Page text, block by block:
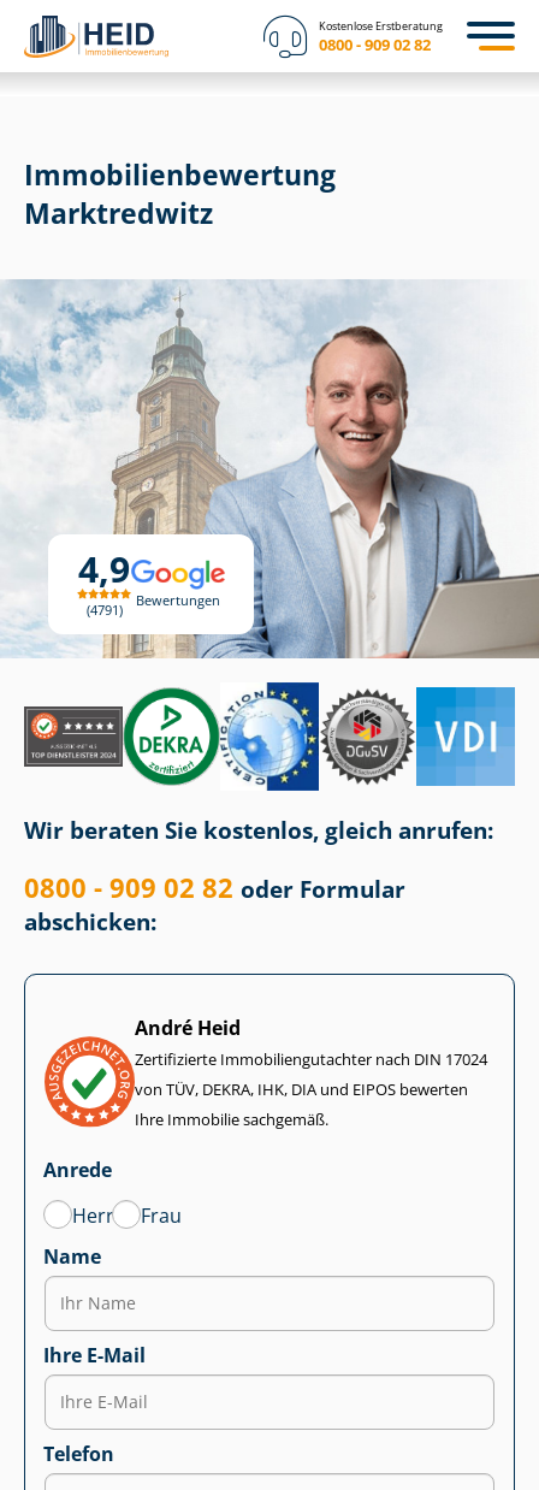
Kostenlose Erstberatung
0800 - 909 02 82
4,9
4791
Bewertungen
Immobilien­bewertung
Marktredwitz
Wir beraten Sie kostenlos, gleich anrufen:
0800 - 909 02 82 oder Formular
abschicken:
André Heid
Zertifizierte Im­mo­bi­li­en­gut­ach­ter nach DIN 17024
von TÜV, DEKRA, IHK, DIA und EIPOS bewerten
Ihre Immobilie sachgemäß.
Anrede
Herr
Frau
Name
Ihre E-Mail
Telefon